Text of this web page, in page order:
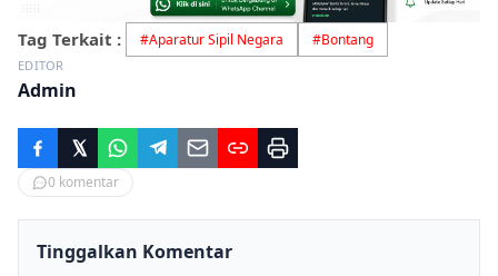
Tag Terkait : #Aparatur Sipil Negara #Bontang
EDITOR
Admin
0 komentar
Tinggalkan Komentar